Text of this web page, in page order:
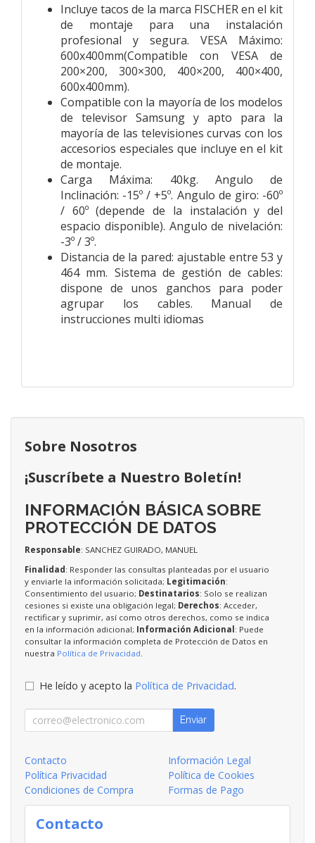
Incluye tacos de la marca FISCHER en el kit
de montaje para una instalación
profesional y segura. VESA Máximo:
600x400mm(Compatible con VESA de
200×200, 300×300, 400×200, 400×400,
600x400mm).
Compatible con la mayoría de los modelos
de televisor Samsung y apto para la
mayoría de las televisiones curvas con los
accesorios especiales que incluye en el kit
de montaje.
Carga Máxima: 40kg. Angulo de
Inclinación: -15º / +5º. Angulo de giro: -60º
/ 60º (depende de la instalación y del
espacio disponible). Angulo de nivelación:
-3º / 3º.
Distancia de la pared: ajustable entre 53 y
464 mm. Sistema de gestión de cables:
dispone de unos ganchos para poder
agrupar los cables. Manual de
instrucciones multi idiomas
Sobre Nosotros
¡Suscríbete a Nuestro Boletín!
INFORMACIÓN BÁSICA SOBRE
PROTECCIÓN DE DATOS
Responsable: SANCHEZ GUIRADO, MANUEL
Finalidad: Responder las consultas planteadas por el usuario
y enviarle la información solicitada; Legitimación:
Consentimiento del usuario; Destinatarios: Solo se realizan
cesiones si existe una obligación legal; Derechos: Acceder,
rectificar y suprimir, así como otros derechos, como se indica
en la información adicional; Información Adicional: Puede
consultar la información completa de Protección de Datos en
nuestra Política de Privacidad
He leído y acepto la Política de Privacidad.
Enviar
Contacto
Información Legal
Política Privacidad
Política de Cookies
Condiciones de Compra
Formas de Pago
Contacto